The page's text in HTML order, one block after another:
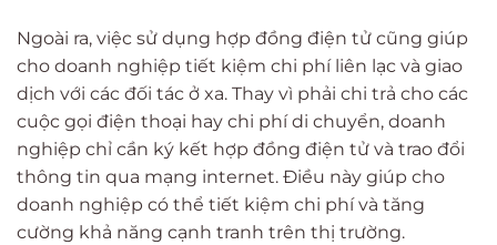
Ngoài ra, việc sử dụng hợp đồng điện tử cũng giúp
cho doanh nghiệp tiết kiệm chi phí liên lạc và giao
dịch với các đối tác ở xa. Thay vì phải chi trả cho các
cuộc gọi điện thoại hay chi phí di chuyển, doanh
nghiệp chỉ cần ký kết hợp đồng điện tử và trao đổi
thông tin qua mạng internet. Điều này giúp cho
doanh nghiệp có thể tiết kiệm chi phí và tăng
cường khả năng cạnh tranh trên thị trường.